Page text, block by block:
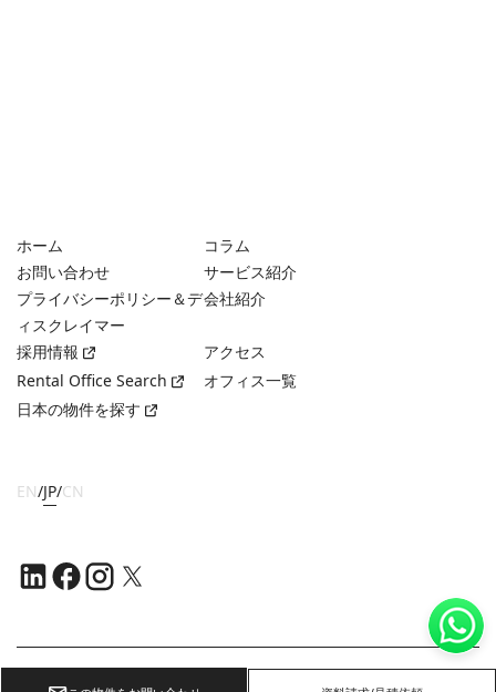
ホーム
コラム
お問い合わせ
サービス紹介
プライバシーポリシー＆デ
ィスクレイマー
会社紹介
採用情報
アクセス
Rental Office Search
オフィス一覧
日本の物件を探す
EN/JP/CN
Copyright ©2026OFFICE NAVI SINGAPORE PTE. LTD.